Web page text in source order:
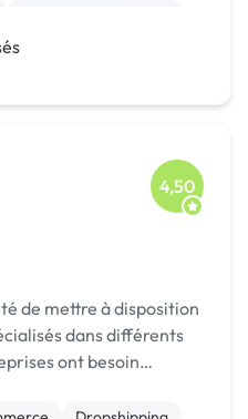
page
4,50
de mettre à disposition
dans différents
ont besoin